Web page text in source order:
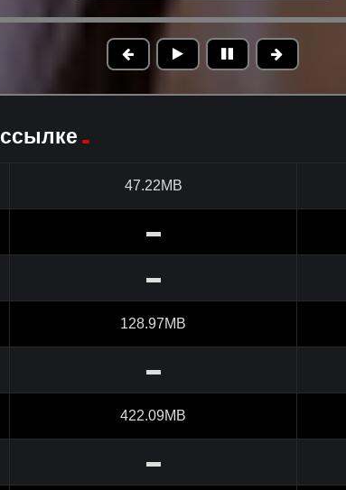
47.22MB
▬
▬
128.97MB
▬
422.09MB
▬